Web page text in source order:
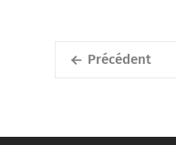
Précédent